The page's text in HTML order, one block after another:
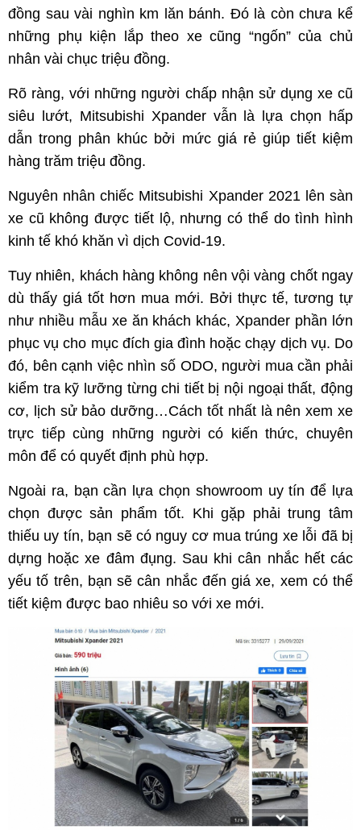
đồng sau vài nghìn km lăn bánh. Đó là còn chưa kể
những phụ kiện lắp theo xe cũng “ngốn” của chủ
nhân vài chục triệu đồng.
Rõ ràng, với những người chấp nhận sử dụng xe cũ
siêu lướt, Mitsubishi Xpander vẫn là lựa chọn hấp
dẫn trong phân khúc bởi mức giá rẻ giúp tiết kiệm
hàng trăm triệu đồng.
Nguyên nhân chiếc Mitsubishi Xpander 2021 lên sàn
xe cũ không được tiết lộ, nhưng có thể do tình hình
kinh tế khó khăn vì dịch Covid-19.
Tuy nhiên, khách hàng không nên vội vàng chốt ngay
dù thấy giá tốt hơn mua mới. Bởi thực tế, tương tự
như nhiều mẫu xe ăn khách khác, Xpander phần lớn
phục vụ cho mục đích gia đình hoặc chạy dịch vụ. Do
đó, bên cạnh việc nhìn số ODO, người mua cần phải
kiểm tra kỹ lưỡng từng chi tiết bị nội ngoại thất, động
cơ, lịch sử bảo dưỡng…Cách tốt nhất là nên xem xe
trực tiếp cùng những người có kiến thức, chuyên
môn để có quyết định phù hợp.
Ngoài ra, bạn cần lựa chọn showroom uy tín để lựa
chọn được sản phẩm tốt. Khi gặp phải trung tâm
thiếu uy tín, bạn sẽ có nguy cơ mua trúng xe lỗi đã bị
dựng hoặc xe đâm đụng. Sau khi cân nhắc hết các
yếu tố trên, bạn sẽ cân nhắc đến giá xe, xem có thể
tiết kiệm được bao nhiêu so với xe mới.